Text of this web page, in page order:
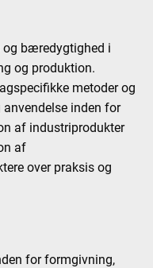
og bæredygtighed i
og produktion.
metoder og
inden for
af industriprodukter
af
over praksis og
for formgivning,